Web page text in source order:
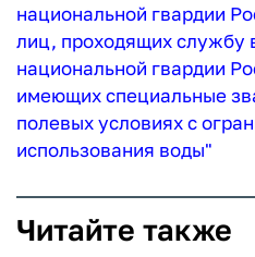
национальной гвардии
лиц, проходящих службу
национальной гвардии
имеющих специальные
полевых условиях с
использования воды"
Читайте также